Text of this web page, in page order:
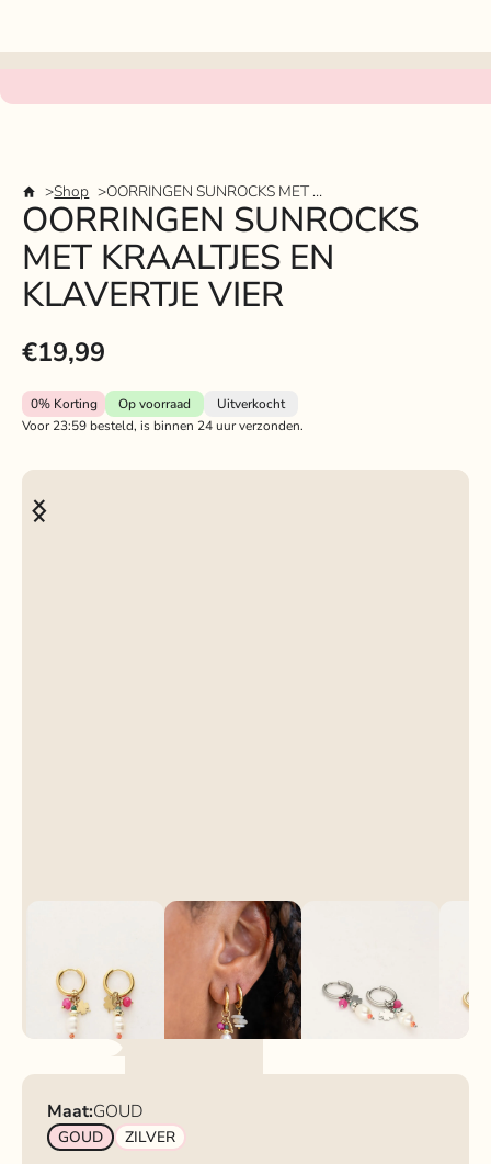
Shop OORRINGEN SUNROCKS MET KRAALTJES EN KLAVERTJE VIER
OORRINGEN SUNROCKS
MET KRAALTJES EN
KLAVERTJE VIER
€19,99
0%Korting Op voorraad
Uitverkocht
Voor 23:59 besteld, is binnen 24 uur verzonden.
Maat:GOUD
GOUD ZILVER